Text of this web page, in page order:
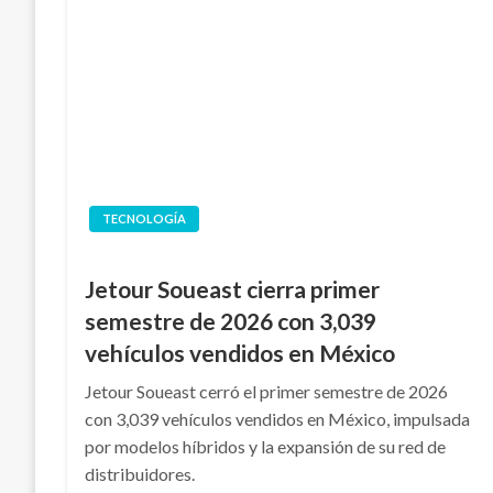
TECNOLOGÍA
Jetour Soueast cierra primer
semestre de 2026 con 3,039
vehículos vendidos en México
Jetour Soueast cerró el primer semestre de 2026
con 3,039 vehículos vendidos en México, impulsada
por modelos híbridos y la expansión de su red de
distribuidores.